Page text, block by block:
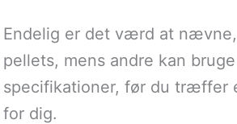
Endelig er det værd at
pellets, mens andre kan
specifikationer, før du træffer
for dig.